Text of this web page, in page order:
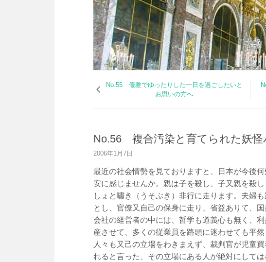
テ
キ
プ
No.55 優雅でゆったりした一日を過ごしたいと
お思いの方へ
No.56 複合汚染と育てられた妖怪
2006年1月7日
最近の社会情勢を見ておりますと、日本が今後
安に感じませんか。親は子を殺し、子又親を殺
しょと嘯き（うそぶき）非行に走ります。夫婦
とし、官僚又自己の保身に走り、省益ありて、
会社の経営者の中には、哲学も道義心も無く、
産させて、多くの従業員を路頭に迷わせても平
人々も又己の立場をわきまえず、裁判官が児童
れると言った、その立場にある人が絶対にして